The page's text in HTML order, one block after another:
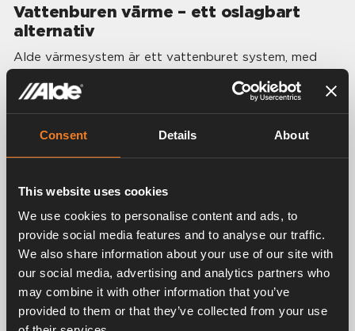
Consent Details About
This website uses cookies
We use cookies to personalise content and ads, to
provide social media features and to analyse our traffic.
We also share information about your use of our site with
our social media, advertising and analytics partners who
may combine it with other information that you’ve
provided to them or that they’ve collected from your use
Vattenburen värme – ett oslagbart
alternativ
Alde värmesystem är ett vattenburet system, med
uppskattats i många skandinaviska bostäder. Vår
boende i en behaglig miljö med naturlig luftfuktighet.
Jämn värmespridning i hela fordonet.
Tyst och behaglig.
Kan köras på gasol/diesel och el.
Producerar även varmvatten.